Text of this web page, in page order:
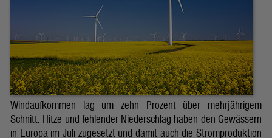
Windaufkommen lag um zehn Prozent über mehrjährigem
Schnitt. Hitze und fehlender Niederschlag haben den Gewässern
in Europa im Juli zugesetzt und damit auch die Stromproduktion